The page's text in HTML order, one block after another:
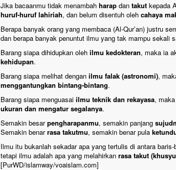
Jika bacaanmu tidak menambah harap dan takut kepada
huruf-huruf lahiriah, dan belum disentuh oleh cahaya
Berapa banyak orang yang membaca (Al-Qur’an) justru
dan berapa banyak penuntut ilmu yang tak mampu sekali
Barang siapa dihidupkan oleh ilmu kedokteran, maka ia
kehidupan.
Barang siapa melihat dengan ilmu falak (astronomi),
menggantungkan bintang-bintang.
Barang siapa menguasai ilmu teknik dan rekayasa,
ukuran dan mengatur segalanya.
Semakin besarpengharapanmu, semakin panjang
Semakin benarrasa takutmu, semakin benar pula
Ilmu itu bukanlah sekadar apa yang tertulis di antara
tetapi ilmu adalah apa yang melahirkan rasa takut
[PurWD/islamway/voaislam.com]